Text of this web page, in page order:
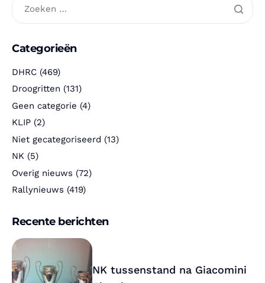
Categorieën
DHRC (469)
Droogritten (131)
Geen categorie (4)
KLIP (2)
Niet gecategoriseerd (13)
NK (5)
Overig nieuws (72)
Rallynieuws (419)
Recente berichten
NK tussenstand na Giacomini